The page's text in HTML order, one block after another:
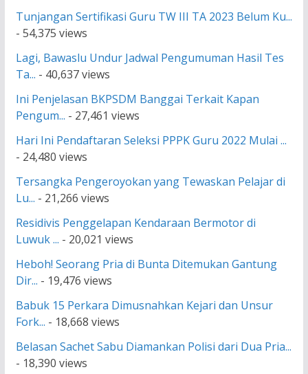
Tunjangan Sertifikasi Guru TW III TA 2023 Belum Ku...
- 54,375 views
Lagi, Bawaslu Undur Jadwal Pengumuman Hasil Tes
Ta... - 40,637 views
Ini Penjelasan BKPSDM Banggai Terkait Kapan
Pengum... - 27,461 views
Hari Ini Pendaftaran Seleksi PPPK Guru 2022 Mulai ...
- 24,480 views
Tersangka Pengeroyokan yang Tewaskan Pelajar di
Lu... - 21,266 views
Residivis Penggelapan Kendaraan Bermotor di
Luwuk ... - 20,021 views
Heboh! Seorang Pria di Bunta Ditemukan Gantung
Dir... - 19,476 views
Babuk 15 Perkara Dimusnahkan Kejari dan Unsur
Fork... - 18,668 views
Belasan Sachet Sabu Diamankan Polisi dari Dua Pria...
- 18,390 views